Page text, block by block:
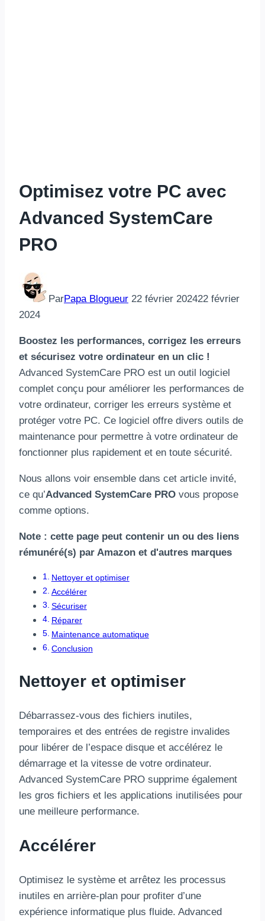
Optimisez votre PC avec
Advanced SystemCare
PRO
ParPapa Blogueur 22 février 202422 février
2024
Boostez les performances, corrigez les erreurs
et sécurisez votre ordinateur en un clic !
Advanced SystemCare PRO est un outil logiciel
complet conçu pour améliorer les performances de
votre ordinateur, corriger les erreurs système et
protéger votre PC. Ce logiciel offre divers outils de
maintenance pour permettre à votre ordinateur de
fonctionner plus rapidement et en toute sécurité.
Nous allons voir ensemble dans cet article invité,
ce qu’Advanced SystemCare PRO vous propose
comme options.
Note : cette page peut contenir un ou des liens
rémunéré(s) par Amazon et d'autres marques
Nettoyer et optimiser
Accélérer
Sécuriser
Réparer
Maintenance automatique
Conclusion
Nettoyer et optimiser
Débarrassez-vous des fichiers inutiles,
temporaires et des entrées de registre invalides
pour libérer de l’espace disque et accélérez le
démarrage et la vitesse de votre ordinateur.
Advanced SystemCare PRO supprime également
les gros fichiers et les applications inutilisées pour
une meilleure performance.
Accélérer
Optimisez le système et arrêtez les processus
inutiles en arrière-plan pour profiter d’une
expérience informatique plus fluide. Advanced